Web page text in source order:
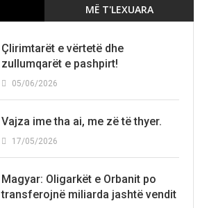
MË T'LEXUARA
Çlirimtarët e vërtetë dhe
zullumqarët e pashpirt!
05/06/2026
Vajza ime tha ai, me zë të thyer.
17/05/2026
Magyar: Oligarkët e Orbanit po
transferojnë miliarda jashtë vendit